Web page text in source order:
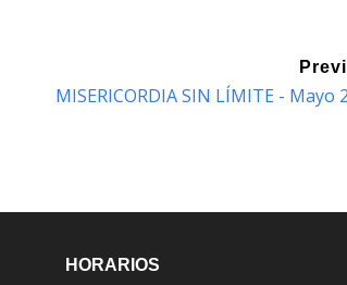
MISERICORDIA SIN LÍMITE - Mayo
HORARIOS